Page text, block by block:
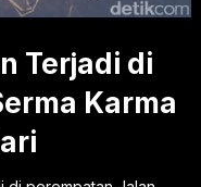
Terjadi di
Karma